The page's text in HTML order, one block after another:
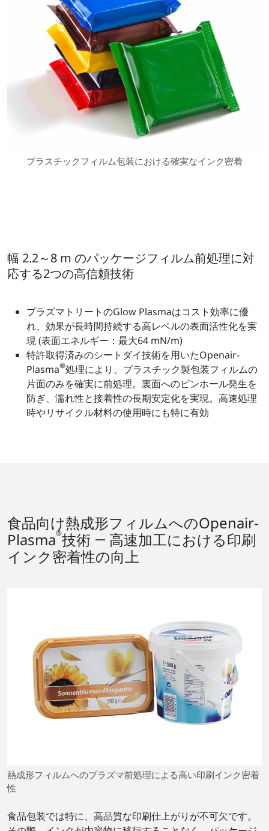
プラスチックフィルム包装における確実なインク密着
幅 2.2～8 m のパッケージフィルム前処理に対
応する2つの高信頼技術
プラズマトリートのGlow Plasmaはコスト効率に優
れ、効果が長時間持続する高レベルの表面活性化を実
現 (表面エネルギー：最大64 mN/m)
特許取得済みのシートダイ技術を用いたOpenair-
Plasma®処理により、プラスチック製包装フィルムの
片面のみを確実に前処理。裏面へのピンホール発生を
防ぎ、濡れ性と接着性の長期安定化を実現。高速処理
時やリサイクル材料の使用時にも特に有効
食品向け熱成形フィルムへのOpenair-
Plasma®技術 ― 高速加工における印刷
インク密着性の向上
熱成形フィルムへのプラズマ前処理による高い印刷インク密着
性
食品包装では特に、高品質な印刷仕上がりが不可欠です。